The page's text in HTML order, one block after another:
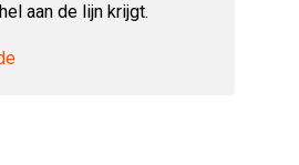
aan de lijn krijgt.